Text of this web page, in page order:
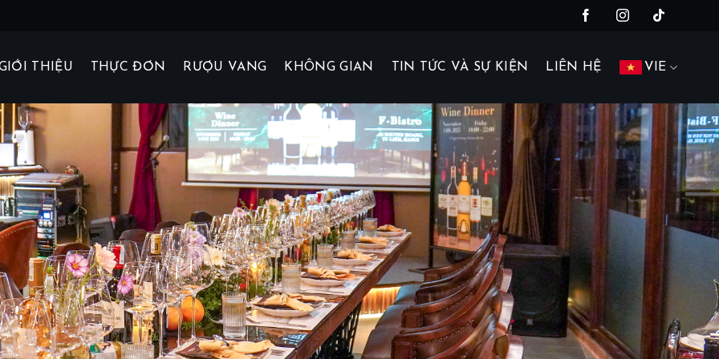
THIỆU THỰC ĐƠN RƯỢU VANG KHÔNG GIAN TIN TỨC VÀ SỰ KIỆN LIÊN HỆ VIE